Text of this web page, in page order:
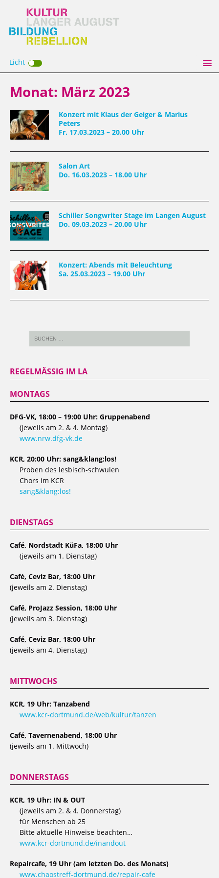
Licht
Monat: März 2023
Konzert mit Klaus der Geiger & Marius
Peters
Fr. 17.03.2023 – 20.00 Uhr
Salon Art
Do. 16.03.2023 – 18.00 Uhr
Schiller Songwriter Stage im Langen August
Do. 09.03.2023 – 20.00 Uhr
Konzert: Abends mit Beleuchtung
Sa. 25.03.2023 – 19.00 Uhr
REGELMÄSSIG IM LA
MONTAGS
DFG-VK, 18:00 – 19:00 Uhr: Gruppenabend
(jeweils am 2. & 4. Montag)
www.nrw.dfg-vk.de
KCR, 20:00 Uhr: sang&klang:los!
Proben des lesbisch-schwulen
Chors im KCR
sang&klang:los!
DIENSTAGS
Café, Nordstadt KüFa, 18:00 Uhr
(jeweils am 1. Dienstag)
Café, Ceviz Bar, 18:00 Uhr
(jeweils am 2. Dienstag)
Café, ProJazz Session, 18:00 Uhr
(jeweils am 3. Dienstag)
Café, Ceviz Bar, 18:00 Uhr
(jeweils am 4. Dienstag)
MITTWOCHS
KCR, 19 Uhr: Tanzabend
www.kcr-dortmund.de/web/kultur/tanzen
Café, Tavernenabend, 18:00 Uhr
(jeweils am 1. Mittwoch)
DONNERSTAGS
KCR, 19 Uhr: IN & OUT
(jeweils am 2. & 4. Donnerstag)
für Menschen ab 25
Bitte aktuelle Hinweise beachten…
www.kcr-dortmund.de/inandout
Repaircafe, 19 Uhr (am letzten Do. des Monats)
www.chaostreff-dortmund.de/repair-cafe